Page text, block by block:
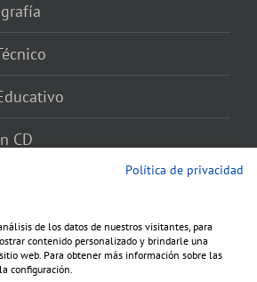
CD
Política de privacidad
de los datos de nuestros visitantes, para
contenido personalizado y brindarle una
web. Para obtener más información sobre las
configuración.